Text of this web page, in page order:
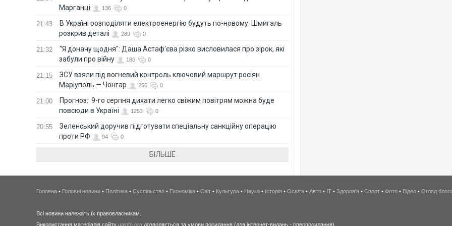
Марганці
136 0
21:43
В Україні розподіляти електроенергію будуть по-новому: Шмигаль
розкрив деталі
289 0
21:32
"Я доначу щодня": Даша Астаф'єва різко висловилася про зірок, які
забули про війну
180 0
21:15
ЗСУ взяли під вогневий контроль ключовий маршрут росіян
Маріуполь — Чонгар
256 0
21:00
Прогноз: 9-го серпня дихати легко свіжим повітрям можна буде
повсюди в Україні
1253 0
20:55
Зеленський доручив підготувати спеціальну санкційну операцію
проти РФ
94 0
БІЛЬШЕ
Головна • Головні новини • Політика • Суспільство • Економіка • Світ • Культура • Наука • Історія • Освіта • Авто • IT • Здоров'я • Спорт • Фото • Відео • Огляд
Всі новини належать їх правовласникам.
Використання матеріалів сайту uainfo.org дозволяється за умови посилання (для інтернет-видань - гіперпосилання).